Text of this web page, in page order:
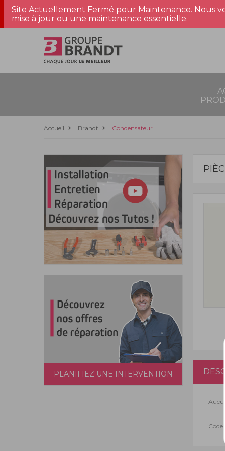
Site Actuellement Fermé pour Maintenance. Nous
mise à jour ou une maintenance essentielle.
Accueil Brandt Condensateur
PLANIFIEZ UNE INTERVENTION